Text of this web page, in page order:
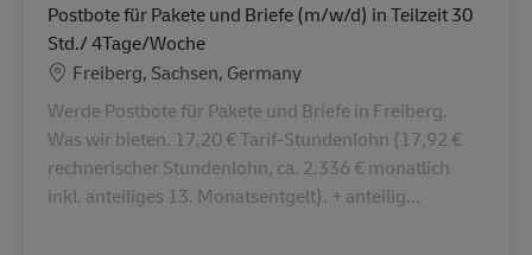
Postbote für Pakete und Briefe (m/w/d) in Teilzeit 30
Std./ 4Tage/Woche
Locatie
Freiberg, Sachsen, Germany
Werde Postbote für Pakete und Briefe in Freiberg.
Was wir bieten. 17,20 € Tarif-Stundenlohn (17,92 €
rechnerischer Stundenlohn, ca. 2.336 € monatlich
inkl. anteiliges 13. Monatsentgelt). + anteilig...